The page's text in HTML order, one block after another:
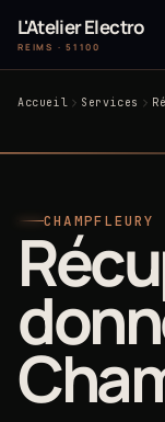
L'Atelier Electro
REIMS · 51100
Accueil Services